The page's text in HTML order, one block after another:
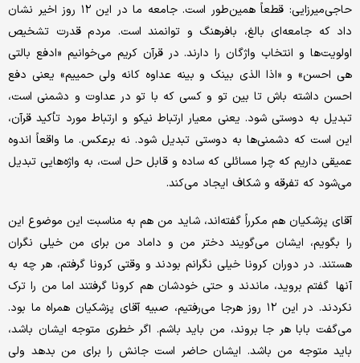
حاجی‌‌میرزایی: قطعاً همین‌طور است. جامعه ما در این ۱۲ روز اخیر نشان
داد که جامعه‌ای بالغ، بافرهنگ و توانمند است. مردم قدرت تشخیص
اولویت‌ها و انتخاب واژگان را دارند. در قرآن کریم می‌خوانیم «ادفع بالتی
هی احسن» و «اذا الذی بینک و بینه عداوه کانه ولی حمییم» یعنی دفع
احسن داشته باش تا بین تو و کسی که با تو در عداوت و دشمنی است،
تبدیل به دوستی شود. یعنی معیار ارتباط نیکو و ارتباط مورد تأکید قرآن،
این است که دشمنی‌ها به دوستی تبدیل شود. نه برعکس. ما واقعاً اندوه
عمیقی داریم که چرا مسائلی که ساده و قابل حل است، به واژه‌هایی تبدیل
می‌شود که تفرقه و شکاف ایجاد می‌کند.
آقای پزشکیان هم مکرراً گفته‌اند، شاید من هم به مناسبت این موضوع این
را بگویم، ایشان می‌گویند دختر من و داماد من برای من خیلی نگران
هستند. در دوران کرونا خیلی نگرانم بودند و وقتی کرونا گرفتم، هر چه به
آنها گفتم بروید، ماندند و حتی خودشان هم کرونا گرفتند اما من را ترک
نکردند. در این ۱۲ روز هرجا می‌رفتیم، صبیه آقای پزشکیان همراه ما بود.
می‌گفت بابا هر جا بروند، من باید باشم. اگر خطری متوجه ایشان باشد،
باید متوجه من باشد. ایشان حاضر است جانش را برای من بدهد ولی